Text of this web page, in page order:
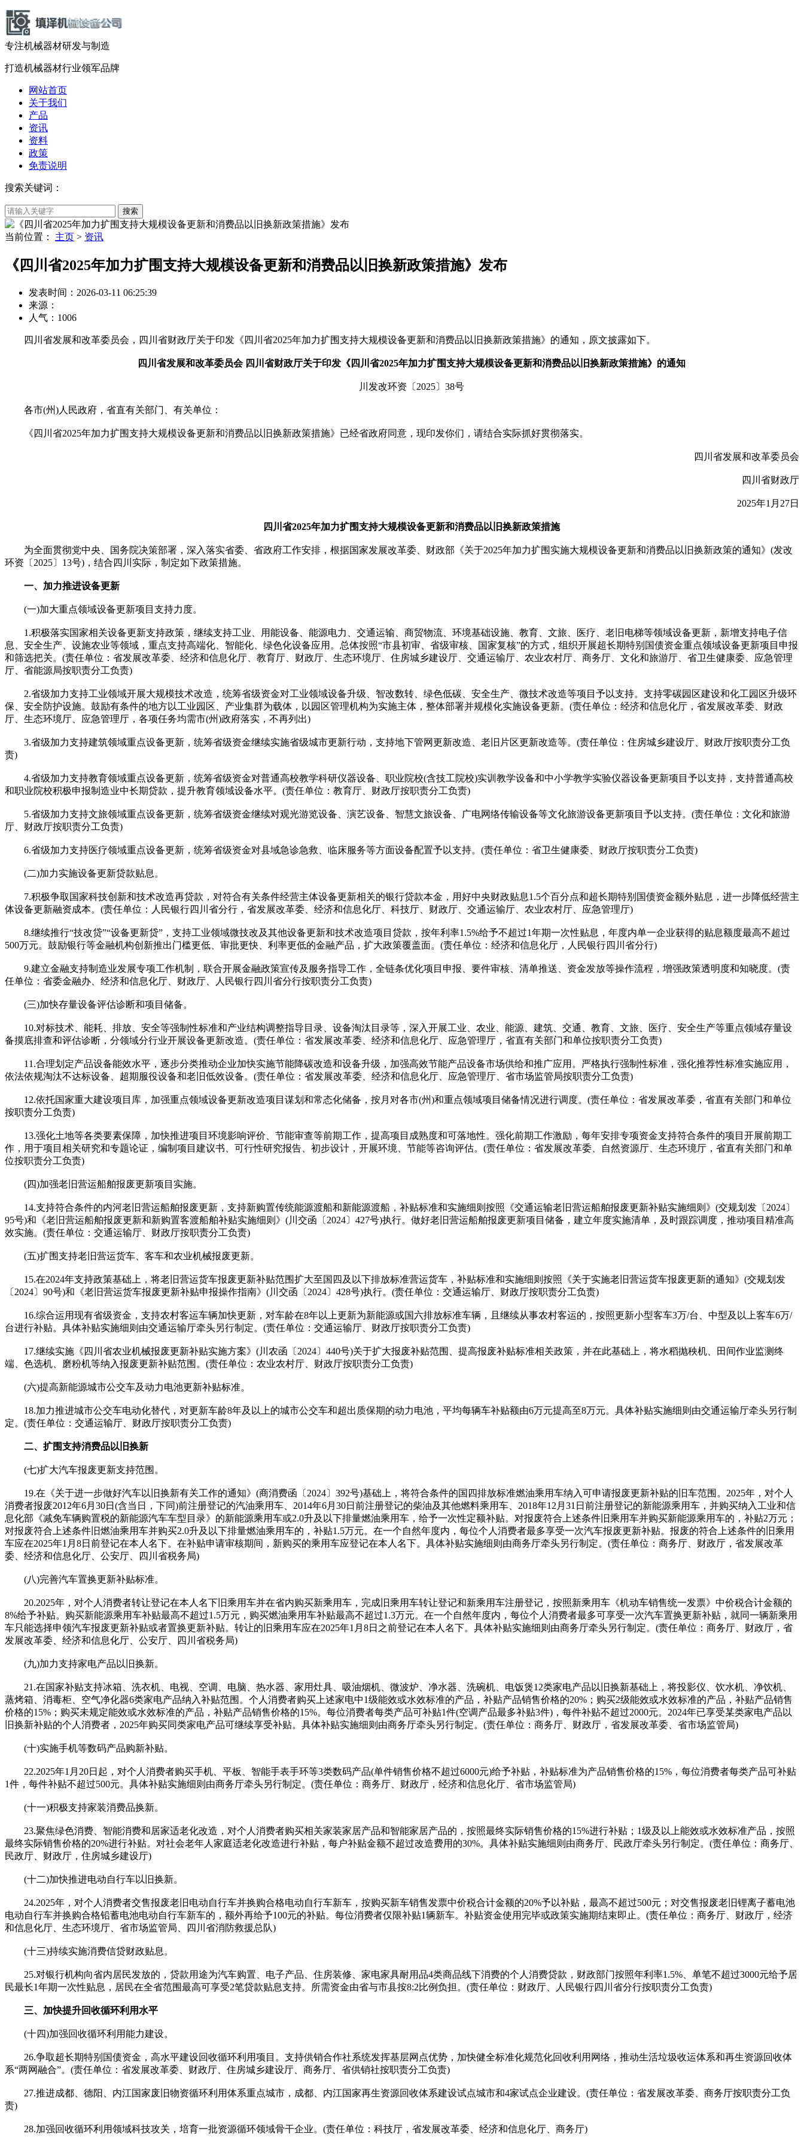
专注机械器材研发与制造
打造机械器材行业领军品牌
网站首页
关于我们
产品
资讯
资料
政策
免责说明
搜索关键词：
当前位置： 主页 > 资讯
《四川省2025年加力扩围支持大规模设备更新和消费品以旧换新政策措施》发布
发表时间：2026-03-11 06:25:39
来源：
人气： 1006
四川省发展和改革委员会，四川省财政厅关于印发《四川省2025年加力扩围支持大规模设备更新和消费品以旧换新政策措施》的通知，原文披露如下。
四川省发展和改革委员会 四川省财政厅关于印发《四川省2025年加力扩围支持大规模设备更新和消费品以旧换新政策措施》的通知
川发改环资〔2025〕38号
各市(州)人民政府，省直有关部门、有关单位：
《四川省2025年加力扩围支持大规模设备更新和消费品以旧换新政策措施》已经省政府同意，现印发你们，请结合实际抓好贯彻落实。
四川省发展和改革委员会
四川省财政厅
2025年1月27日
四川省2025年加力扩围支持大规模设备更新和消费品以旧换新政策措施
为全面贯彻党中央、国务院决策部署，深入落实省委、省政府工作安排，根据国家发展改革委、财政部《关于2025年加力扩围实施大规模设备更新和消费品以旧换新政策的通知》(发改
环资〔2025〕13号)，结合四川实际，制定如下政策措施。
一、加力推进设备更新
(一)加大重点领域设备更新项目支持力度。
1.积极落实国家相关设备更新支持政策，继续支持工业、用能设备、能源电力、交通运输、商贸物流、环境基础设施、教育、文旅、医疗、老旧电梯等领域设备更新，新增支持电子信
息、安全生产、设施农业等领域，重点支持高端化、智能化、绿色化设备应用。总体按照“市县初审、省级审核、国家复核”的方式，组织开展超长期特别国债资金重点领域设备更新项目申报
和筛选把关。(责任单位：省发展改革委、经济和信息化厅、教育厅、财政厅、生态环境厅、住房城乡建设厅、交通运输厅、农业农村厅、商务厅、文化和旅游厅、省卫生健康委、应急管理
厅、省能源局按职责分工负责)
2.省级加力支持工业领域开展大规模技术改造，统筹省级资金对工业领域设备升级、智改数转、绿色低碳、安全生产、微技术改造等项目予以支持。支持零碳园区建设和化工园区升级环
保、安全防护设施。鼓励有条件的地方以工业园区、产业集群为载体，以园区管理机构为实施主体，整体部署并规模化实施设备更新。(责任单位：经济和信息化厅，省发展改革委、财政
厅、生态环境厅、应急管理厅，各项任务均需市(州)政府落实，不再列出)
3.省级加力支持建筑领域重点设备更新，统筹省级资金继续实施省级城市更新行动，支持地下管网更新改造、老旧片区更新改造等。(责任单位：住房城乡建设厅、财政厅按职责分工负
责)
4.省级加力支持教育领域重点设备更新，统筹省级资金对普通高校教学科研仪器设备、职业院校(含技工院校)实训教学设备和中小学教学实验仪器设备更新项目予以支持，支持普通高校
和职业院校积极申报制造业中长期贷款，提升教育领域设备水平。(责任单位：教育厅、财政厅按职责分工负责)
5.省级加力支持文旅领域重点设备更新，统筹省级资金继续对观光游览设备、演艺设备、智慧文旅设备、广电网络传输设备等文化旅游设备更新项目予以支持。(责任单位：文化和旅游
厅、财政厅按职责分工负责)
6.省级加力支持医疗领域重点设备更新，统筹省级资金对县域急诊急救、临床服务等方面设备配置予以支持。(责任单位：省卫生健康委、财政厅按职责分工负责)
(二)加力实施设备更新贷款贴息。
7.积极争取国家科技创新和技术改造再贷款，对符合有关条件经营主体设备更新相关的银行贷款本金，用好中央财政贴息1.5个百分点和超长期特别国债资金额外贴息，进一步降低经营主
体设备更新融资成本。(责任单位：人民银行四川省分行，省发展改革委、经济和信息化厅、科技厅、财政厅、交通运输厅、农业农村厅、应急管理厅)
8.继续推行“技改贷”“设备更新贷”，支持工业领域微技改及其他设备更新和技术改造项目贷款，按年利率1.5%给予不超过1年期一次性贴息，年度内单一企业获得的贴息额度最高不超过
500万元。鼓励银行等金融机构创新推出门槛更低、审批更快、利率更低的金融产品，扩大政策覆盖面。(责任单位：经济和信息化厅，人民银行四川省分行)
9.建立金融支持制造业发展专项工作机制，联合开展金融政策宣传及服务指导工作，全链条优化项目申报、要件审核、清单推送、资金发放等操作流程，增强政策透明度和知晓度。(责
任单位：省委金融办、经济和信息化厅、财政厅、人民银行四川省分行按职责分工负责)
(三)加快存量设备评估诊断和项目储备。
10.对标技术、能耗、排放、安全等强制性标准和产业结构调整指导目录、设备淘汰目录等，深入开展工业、农业、能源、建筑、交通、教育、文旅、医疗、安全生产等重点领域存量设
备摸底排查和评估诊断，分领域分行业开展设备更新改造。(责任单位：省发展改革委、经济和信息化厅、应急管理厅，省直有关部门和单位按职责分工负责)
11.合理划定产品设备能效水平，逐步分类推动企业加快实施节能降碳改造和设备升级，加强高效节能产品设备市场供给和推广应用。严格执行强制性标准，强化推荐性标准实施应用，
依法依规淘汰不达标设备、超期服役设备和老旧低效设备。(责任单位：省发展改革委、经济和信息化厅、应急管理厅、省市场监管局按职责分工负责)
12.依托国家重大建设项目库，加强重点领域设备更新改造项目谋划和常态化储备，按月对各市(州)和重点领域项目储备情况进行调度。(责任单位：省发展改革委，省直有关部门和单位
按职责分工负责)
13.强化土地等各类要素保障，加快推进项目环境影响评价、节能审查等前期工作，提高项目成熟度和可落地性。强化前期工作激励，每年安排专项资金支持符合条件的项目开展前期工
作，用于项目相关研究和专题论证，编制项目建议书、可行性研究报告、初步设计，开展环境、节能等咨询评估。(责任单位：省发展改革委、自然资源厅、生态环境厅，省直有关部门和单
位按职责分工负责)
(四)加强老旧营运船舶报废更新项目实施。
14.支持符合条件的内河老旧营运船舶报废更新，支持新购置传统能源渡船和新能源渡船，补贴标准和实施细则按照《交通运输老旧营运船舶报废更新补贴实施细则》(交规划发〔2024〕
95号)和《老旧营运船舶报废更新和新购置客渡船舶补贴实施细则》(川交函〔2024〕427号)执行。做好老旧营运船舶报废更新项目储备，建立年度实施清单，及时跟踪调度，推动项目精准高
效实施。(责任单位：交通运输厅、财政厅按职责分工负责)
(五)扩围支持老旧营运货车、客车和农业机械报废更新。
15.在2024年支持政策基础上，将老旧营运货车报废更新补贴范围扩大至国四及以下排放标准营运货车，补贴标准和实施细则按照《关于实施老旧营运货车报废更新的通知》(交规划发
〔2024〕90号)和《老旧营运货车报废更新补贴申报操作指南》(川交函〔2024〕428号)执行。(责任单位：交通运输厅、财政厅按职责分工负责)
16.综合运用现有省级资金，支持农村客运车辆加快更新，对车龄在8年以上更新为新能源或国六排放标准车辆，且继续从事农村客运的，按照更新小型客车3万/台、中型及以上客车6万/
台进行补贴。具体补贴实施细则由交通运输厅牵头另行制定。(责任单位：交通运输厅、财政厅按职责分工负责)
17.继续实施《四川省农业机械报废更新补贴实施方案》(川农函〔2024〕440号)关于扩大报废补贴范围、提高报废补贴标准相关政策，并在此基础上，将水稻抛秧机、田间作业监测终
端、色选机、磨粉机等纳入报废更新补贴范围。(责任单位：农业农村厅、财政厅按职责分工负责)
(六)提高新能源城市公交车及动力电池更新补贴标准。
18.加力推进城市公交车电动化替代，对更新车龄8年及以上的城市公交车和超出质保期的动力电池，平均每辆车补贴额由6万元提高至8万元。具体补贴实施细则由交通运输厅牵头另行制
定。(责任单位：交通运输厅、财政厅按职责分工负责)
二、扩围支持消费品以旧换新
(七)扩大汽车报废更新支持范围。
19.在《关于进一步做好汽车以旧换新有关工作的通知》(商消费函〔2024〕392号)基础上，将符合条件的国四排放标准燃油乘用车纳入可申请报废更新补贴的旧车范围。2025年，对个人
消费者报废2012年6月30日(含当日，下同)前注册登记的汽油乘用车、2014年6月30日前注册登记的柴油及其他燃料乘用车、2018年12月31日前注册登记的新能源乘用车，并购买纳入工业和信
息化部《减免车辆购置税的新能源汽车车型目录》的新能源乘用车或2.0升及以下排量燃油乘用车，给予一次性定额补贴。对报废符合上述条件旧乘用车并购买新能源乘用车的，补贴2万元；
对报废符合上述条件旧燃油乘用车并购买2.0升及以下排量燃油乘用车的，补贴1.5万元。在一个自然年度内，每位个人消费者最多享受一次汽车报废更新补贴。报废的符合上述条件的旧乘用
车应在2025年1月8日前登记在本人名下。在补贴申请审核期间，新购买的乘用车应登记在本人名下。具体补贴实施细则由商务厅牵头另行制定。(责任单位：商务厅、财政厅，省发展改革
委、经济和信息化厅、公安厅、四川省税务局)
(八)完善汽车置换更新补贴标准。
20.2025年，对个人消费者转让登记在本人名下旧乘用车并在省内购买新乘用车，完成旧乘用车转让登记和新乘用车注册登记，按照新乘用车《机动车销售统一发票》中价税合计金额的
8%给予补贴。购买新能源乘用车补贴最高不超过1.5万元，购买燃油乘用车补贴最高不超过1.3万元。在一个自然年度内，每位个人消费者最多可享受一次汽车置换更新补贴，就同一辆新乘用
车只能选择申领汽车报废更新补贴或者置换更新补贴。转让的旧乘用车应在2025年1月8日之前登记在本人名下。具体补贴实施细则由商务厅牵头另行制定。(责任单位：商务厅、财政厅，省
发展改革委、经济和信息化厅、公安厅、四川省税务局)
(九)加力支持家电产品以旧换新。
21.在国家补贴支持冰箱、洗衣机、电视、空调、电脑、热水器、家用灶具、吸油烟机、微波炉、净水器、洗碗机、电饭煲12类家电产品以旧换新基础上，将投影仪、饮水机、净饮机、
蒸烤箱、消毒柜、空气净化器6类家电产品纳入补贴范围。个人消费者购买上述家电中1级能效或水效标准的产品，补贴产品销售价格的20%；购买2级能效或水效标准的产品，补贴产品销售
价格的15%；购买未规定能效或水效标准的产品，补贴产品销售价格的15%。每位消费者每类产品可补贴1件(空调产品最多补贴3件)，每件补贴不超过2000元。2024年已享受某类家电产品以
旧换新补贴的个人消费者，2025年购买同类家电产品可继续享受补贴。具体补贴实施细则由商务厅牵头另行制定。(责任单位：商务厅、财政厅，省发展改革委、省市场监管局)
(十)实施手机等数码产品购新补贴。
22.2025年1月20日起，对个人消费者购买手机、平板、智能手表手环等3类数码产品(单件销售价格不超过6000元)给予补贴，补贴标准为产品销售价格的15%，每位消费者每类产品可补贴
1件，每件补贴不超过500元。具体补贴实施细则由商务厅牵头另行制定。(责任单位：商务厅、财政厅，经济和信息化厅、省市场监管局)
(十一)积极支持家装消费品换新。
23.聚焦绿色消费、智能消费和居家适老化改造，对个人消费者购买相关家装家居产品和智能家居产品的，按照最终实际销售价格的15%进行补贴；1级及以上能效或水效标准产品，按照
最终实际销售价格的20%进行补贴。对社会老年人家庭适老化改造进行补贴，每户补贴金额不超过改造费用的30%。具体补贴实施细则由商务厅、民政厅牵头另行制定。(责任单位：商务厅、
民政厅、财政厅，住房城乡建设厅)
(十二)加快推进电动自行车以旧换新。
24.2025年，对个人消费者交售报废老旧电动自行车并换购合格电动自行车新车，按购买新车销售发票中价税合计金额的20%予以补贴，最高不超过500元；对交售报废老旧锂离子蓄电池
电动自行车并换购合格铅蓄电池电动自行车新车的，额外再给予100元的补贴。每位消费者仅限补贴1辆新车。补贴资金使用完毕或政策实施期结束即止。(责任单位：商务厅、财政厅，经济
和信息化厅、生态环境厅、省市场监管局、四川省消防救援总队)
(十三)持续实施消费信贷财政贴息。
25.对银行机构向省内居民发放的，贷款用途为汽车购置、电子产品、住房装修、家电家具耐用品4类商品线下消费的个人消费贷款，财政部门按照年利率1.5%、单笔不超过3000元给予居
民最长1年期一次性贴息，居民在全省范围最高可享受2笔贷款贴息支持。所需资金由省与市县按8:2比例负担。(责任单位：财政厅、人民银行四川省分行按职责分工负责)
三、加快提升回收循环利用水平
(十四)加强回收循环利用能力建设。
26.争取超长期特别国债资金，高水平建设回收循环利用项目。支持供销合作社系统发挥基层网点优势，加快健全标准化规范化回收利用网络，推动生活垃圾收运体系和再生资源回收体
系“两网融合”。(责任单位：省发展改革委、财政厅、住房城乡建设厅、商务厅、省供销社按职责分工负责)
27.推进成都、德阳、内江国家废旧物资循环利用体系重点城市，成都、内江国家再生资源回收体系建设试点城市和4家试点企业建设。(责任单位：省发展改革委、商务厅按职责分工负
责)
28.加强回收循环利用领域科技攻关，培育一批资源循环领域骨干企业。(责任单位：科技厅，省发展改革委、经济和信息化厅、商务厅)